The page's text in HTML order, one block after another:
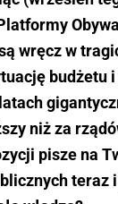
wręcz w
budżetu
niż za
pisze na
teraz i